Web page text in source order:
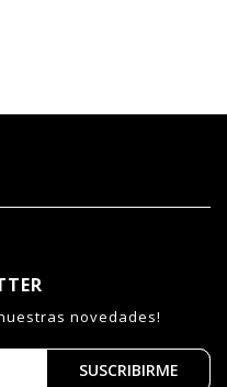
novedades!
SUSCRIBIRME